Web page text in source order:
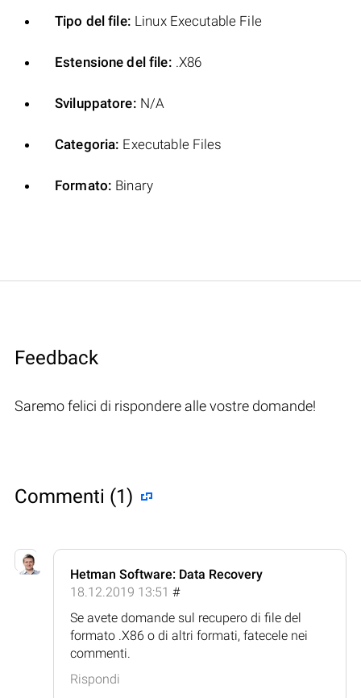
Tipo del file: Linux Executable File
Estensione del file: .X86
Sviluppatore: N/A
Categoria: Executable Files
Formato: Binary
Feedback
Saremo felici di rispondere alle vostre domande!
Commenti (1)
Hetman Software: Data Recovery
18.12.2019 13:51 #
Se avete domande sul recupero di file del
formato .X86 o di altri formati, fatecele nei
commenti.
Rispondi